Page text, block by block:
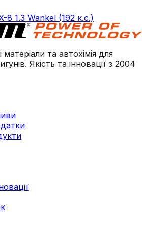
8 1.3 Wankel (192 к.с.)
та автохімія для
Якість та інновації з 2004